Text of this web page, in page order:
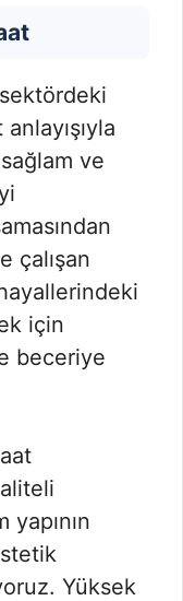
ve
çalışan
için
beceriye
Yüksek